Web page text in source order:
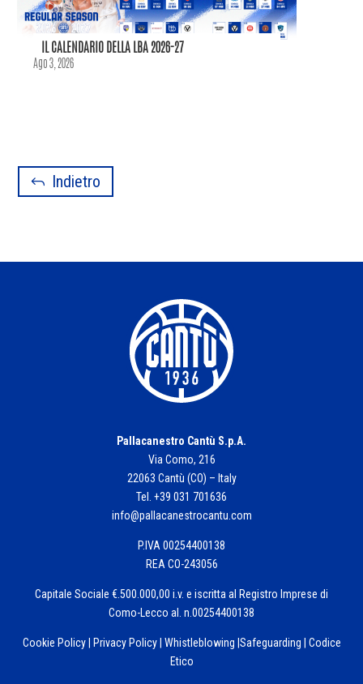
IL CALENDARIO DELLA LBA 2026-27
Ago 3, 2026
Indietro
Pallacanestro Cantù S.p.A.
Via Como, 216
22063 Cantù (CO) – Italy
Tel. +39 031 701636
info@pallacanestrocantu.com
P.IVA 00254400138
REA CO-243056
Capitale Sociale €.500.000,00 i.v. e iscritta al Registro Imprese di
Como-Lecco al. n.00254400138
Cookie Policy| Privacy Policy| Whistleblowing Safeguarding
Codice
Etico